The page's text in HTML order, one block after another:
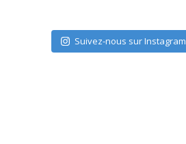
Suivez-nous sur Instagram